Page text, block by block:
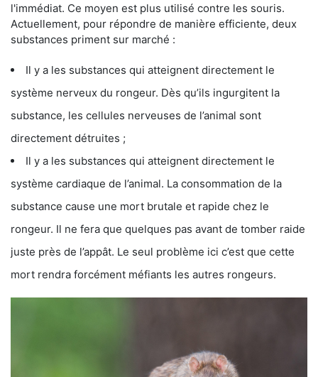
l'immédiat. Ce moyen est plus utilisé contre les souris.
Actuellement, pour répondre de manière efficiente, deux
substances priment sur marché :
Il y a les substances qui atteignent directement le
système nerveux du rongeur. Dès qu’ils ingurgitent la
substance, les cellules nerveuses de l’animal sont
directement détruites ;
Il y a les substances qui atteignent directement le
système cardiaque de l’animal. La consommation de la
substance cause une mort brutale et rapide chez le
rongeur. Il ne fera que quelques pas avant de tomber raide
juste près de l’appât. Le seul problème ici c’est que cette
mort rendra forcément méfiants les autres rongeurs.